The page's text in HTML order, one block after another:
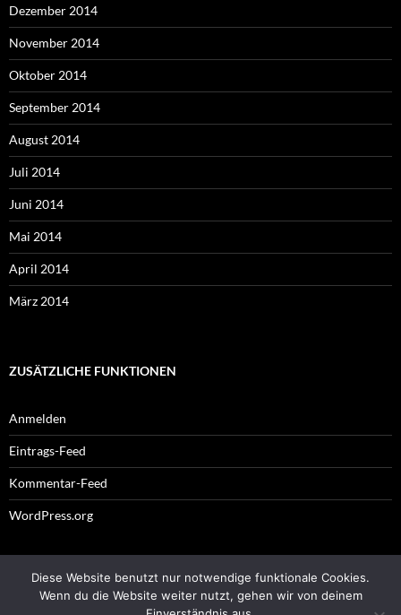
Dezember 2014
November 2014
Oktober 2014
September 2014
August 2014
Juli 2014
Juni 2014
Mai 2014
April 2014
März 2014
ZUSÄTZLICHE FUNKTIONEN
Anmelden
Eintrags-Feed
Kommentar-Feed
WordPress.org
Impressum
Diese Website benutzt nur notwendige funktionale Cookies.
Wenn du die Website weiter nutzt, gehen wir von deinem